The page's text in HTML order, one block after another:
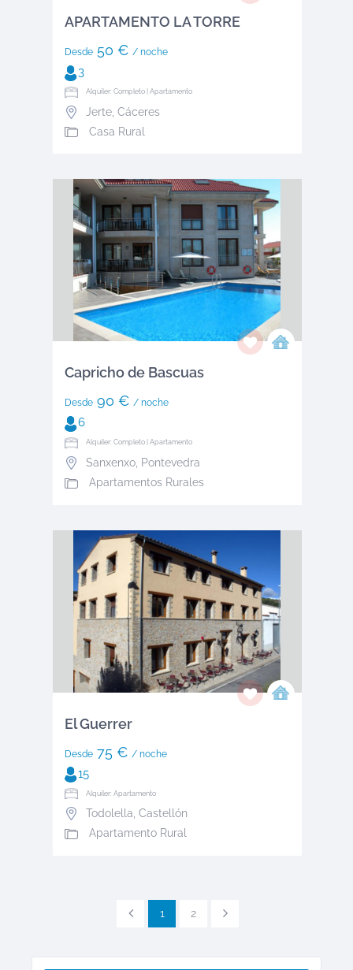
APARTAMENTO LA TORRE
Desde50 € / noche
3
Alquiler: Completo | Apartamento
Jerte, Cáceres
Casa Rural
Capricho de Bascuas
Desde90 € / noche
6
Alquiler: Completo | Apartamento
Sanxenxo, Pontevedra
Apartamentos Rurales
El Guerrer
Desde75 € / noche
15
Alquiler: Apartamento
Todolella Castellón
Apartamento Rural
1 2